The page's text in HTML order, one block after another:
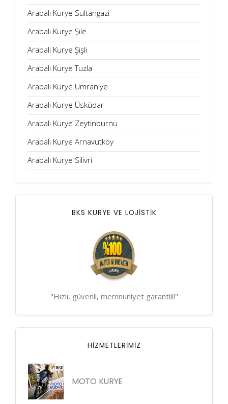
Arabalı Kurye Sultangazi
Arabalı Kurye Şile
Arabalı Kurye Şişli
Arabalı Kurye Tuzla
Arabalı Kurye Ümraniye
Arabalı Kurye Üsküdar
Arabalı Kurye Zeytinburnu
Arabalı Kurye Arnavutköy
Arabalı Kurye Silivri
BKS KURYE VE LOJİSTİK
"Hızlı, güvenli, memnuniyet garantili!"
HIZMETLERIMIZ
MOTO KURYE